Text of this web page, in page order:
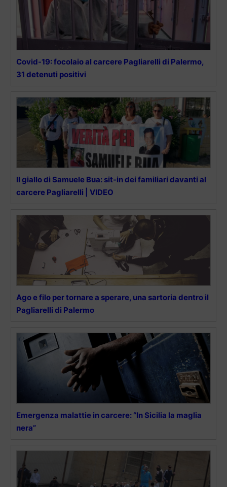
Covid-19: focolaio al carcere Pagliarelli di Palermo,
31 detenuti positivi
Il giallo di Samuele Bua: sit-in dei familiari davanti al
carcere Pagliarelli | VIDEO
Ago e filo per tornare a sperare, una sartoria dentro il
Pagliarelli di Palermo
Emergenza malattie in carcere: “In Sicilia la maglia
nera”